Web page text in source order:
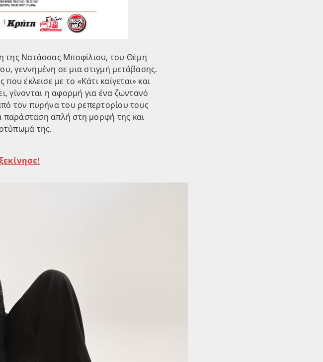
της Νατάσσας Μποφίλιου, του Θέμη
γεννημένη σε μια στιγμή μετάβασης.
έκλεισε με το «Κάτι καίγεται» και
γίνονται η αφορμή για ένα ζωντανό
τον πυρήνα του ρεπερτορίου τους
παράσταση απλή στη μορφή της και
της.